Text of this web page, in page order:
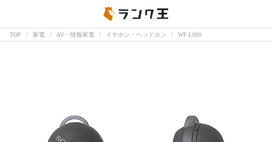
TOP 家電 AV・情報家電 イヤホン・ヘッドホン WF-L900